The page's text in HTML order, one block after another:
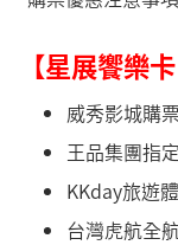
【星展饗樂
威秀影城購
王品集團指
KKday旅遊
台灣虎航全